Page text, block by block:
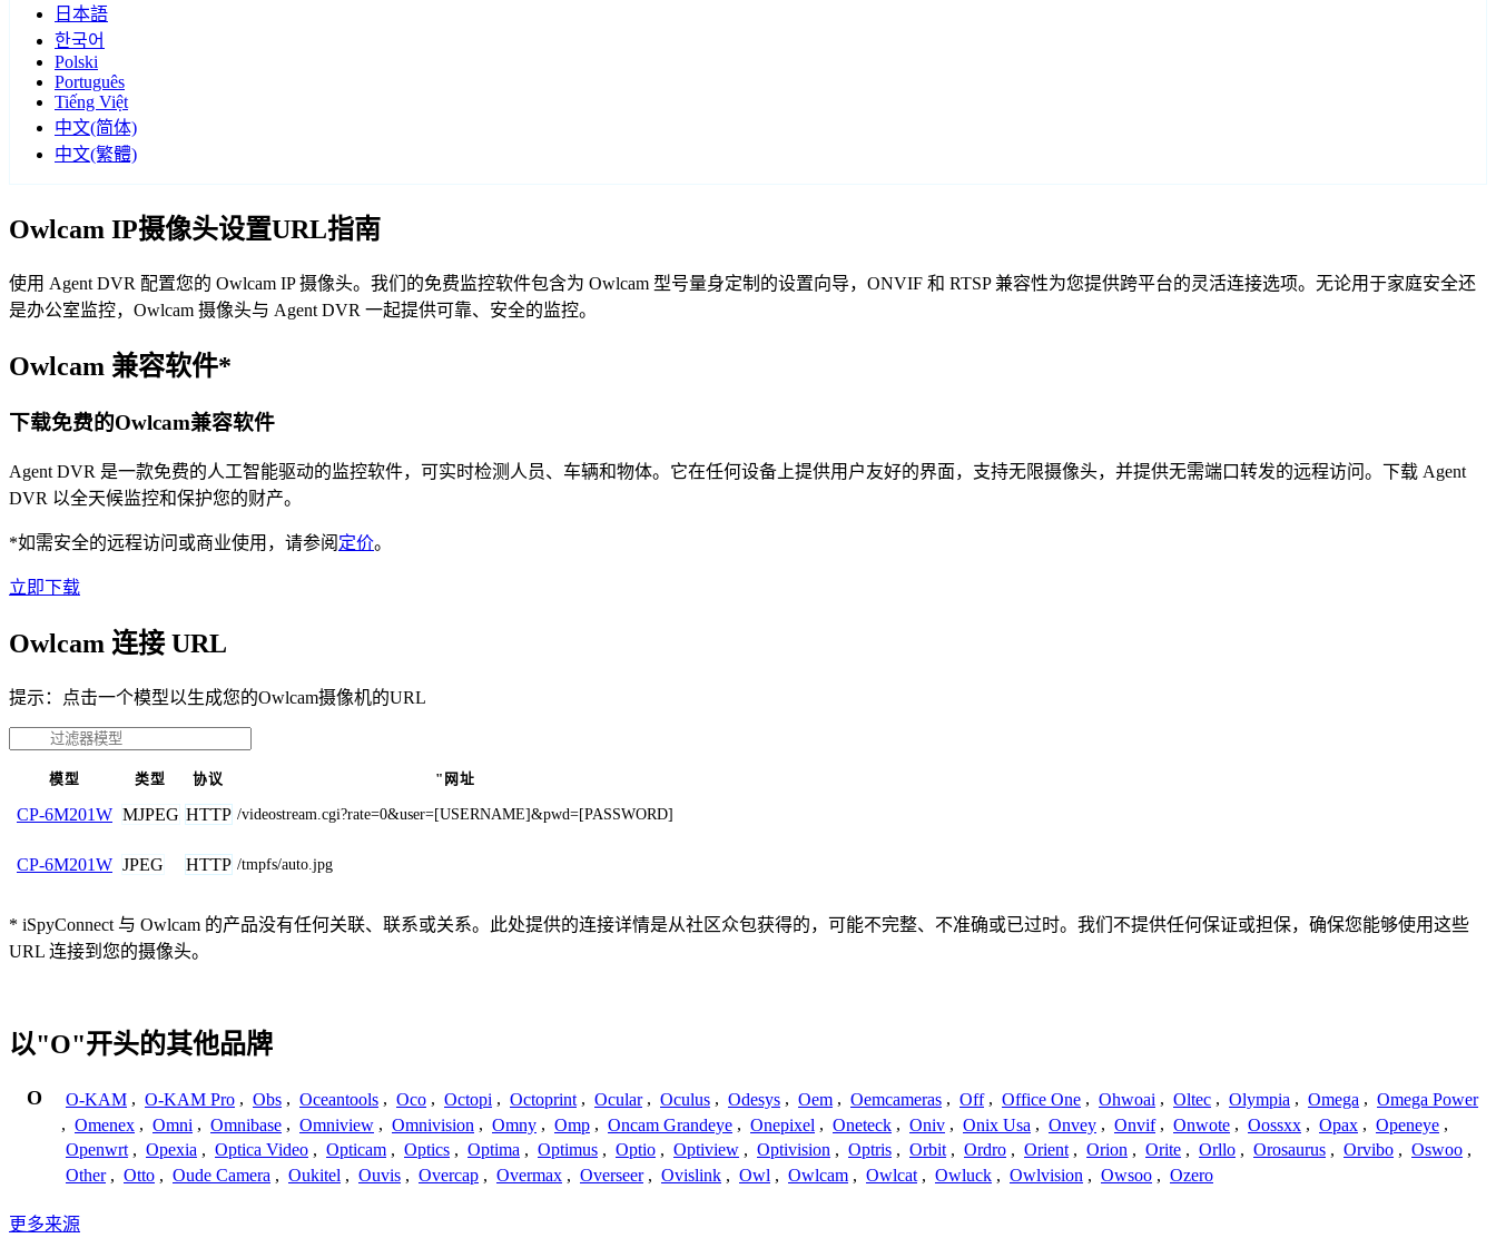
日本語
한국어
Polski
Português
Tiếng Việt
中文(简体)
中文(繁體)
Owlcam IP摄像头设置URL指南
使用 Agent DVR 配置您的 Owlcam IP 摄像头。我们的免费监控软件包含为 Owlcam 型号量身定制的设置向导，ONVIF 和 RTSP 兼容性为您提供跨平台的灵活连接选项。无论用于家庭安全还
是办公室监控，Owlcam 摄像头与 Agent DVR 一起提供可靠、安全的监控。
Owlcam 兼容软件*
下载免费的Owlcam兼容软件
Agent DVR 是一款免费的人工智能驱动的监控软件，可实时检测人员、车辆和物体。它在任何设备上提供用户友好的界面，支持无限摄像头，并提供无需端口转发的远程访问。下载 Agent
DVR 以全天候监控和保护您的财产。
*如需安全的远程访问或商业使用，请参阅 定价。
立即下载
Owlcam 连接 URL
提示：点击一个模型以生成您的Owlcam摄像机的URL
模型 类型 协议 "网址
CP-6M201W MJPEG HTTP /videostream.cgi?rate=0&user=[USERNAME]&pwd=[PASSWORD]
CP-6M201W JPEG HTTP /tmpfs/auto.jpg
* iSpyConnect 与 Owlcam 的产品没有任何关联、联系或关系。此处提供的连接详情是从社区众包获得的，可能不完整、不准确或已过时。我们不提供任何保证或担保，确保您能够使用这些
URL 连接到您的摄像头。
以"O"开头的其他品牌
O O-KAM , O-KAM Pro , Obs , Oceantools , Oco , Octopi , Octoprint , Ocular , Oculus , Odesys , Oem , Oemcameras , Off , Office One , Ohwoai , Oltec , Olympia , Omega , Omega Power
, Omenex , Omni , Omnibase , Omniview , Omnivision , Omny , Omp , Oncam Grandeye , Onepixel , Oneteck , Oniv , Onix Usa , Onvey , Onvif , Onwote , Oossxx , Opax , Openeye ,
Openwrt , Opexia , Optica Video , Opticam , Optics , Optima , Optimus , Optio , Optiview , Optivision , Optris , Orbit , Ordro , Orient , Orion , Orite , Orllo , Orosaurus , Orvibo , Oswoo ,
Other , Otto , Oude Camera , Oukitel , Ouvis , Overcap , Overmax , Overseer , Ovislink , Owl , Owlcam , Owlcat , Owluck , Owlvision , Owsoo , Ozero
更多来源